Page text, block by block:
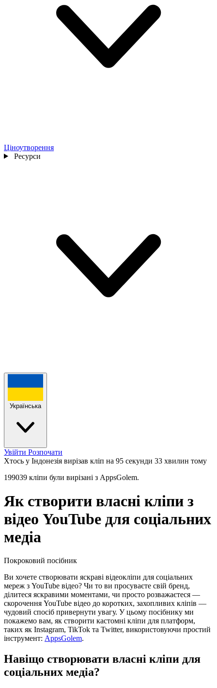
Ціноутворення
Ресурси
Українська
Увійти Розпочати
Хтось у Індонезія вирізав кліп на 95 секунди 33 хвилин тому
199039 кліпи були вирізані з AppsGolem.
Як створити власні кліпи з
відео YouTube для соціальних
медіа
Покроковий посібник
Ви хочете створювати яскраві відеокліпи для соціальних
мереж з YouTube відео? Чи то ви просуваєте свій бренд,
ділитеся яскравими моментами, чи просто розважаєтеся —
скорочення YouTube відео до коротких, захопливих кліпів —
чудовий спосіб привернути увагу. У цьому посібнику ми
покажемо вам, як створити кастомні кліпи для платформ,
таких як Instagram, TikTok та Twitter, використовуючи простий
інструмент: AppsGolem.
Навіщо створювати власні кліпи для
соціальних медіа?